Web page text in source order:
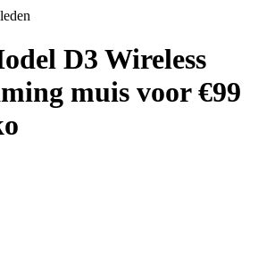
D3 Wireless
muis voor €99